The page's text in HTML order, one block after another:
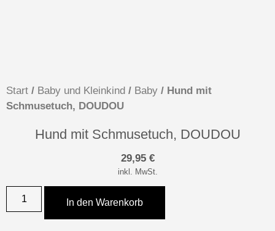
Start / Baby und Kleinkind / Baby / Hund mit
Schmusetuch, DOUDOU
Hund mit Schmusetuch, DOUDOU
29,95 €
inkl. MwSt.
In den Warenkorb